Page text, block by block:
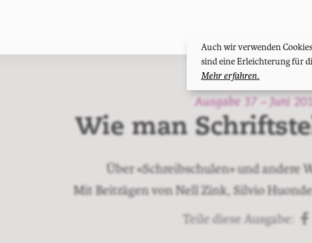
Auch wir verwenden
sind eine Erleichterung für
Mehr erfahren.
Ausgabe 37 – Juni
Wie man
Über «Schreibschulen» und andere
Mit Beiträgen von Nell Zink, Silvio
Teile diese Ausgabe: